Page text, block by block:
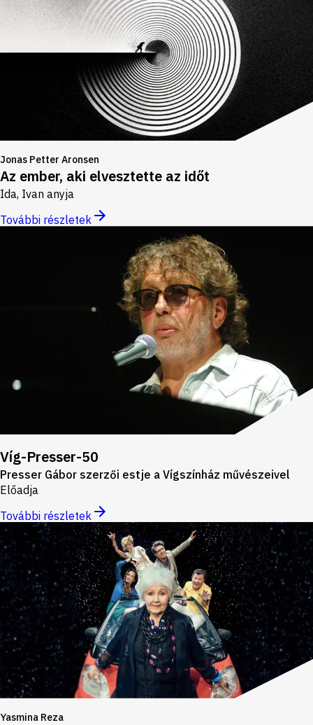
Jonas Petter Aronsen
Az ember, aki elvesztette az időt
Ida, Ivan anyja
További részletek
Víg-Presser-50
Presser Gábor szerzői estje a Vígszínház művészeivel
Előadja
További részletek
Yasmina Reza